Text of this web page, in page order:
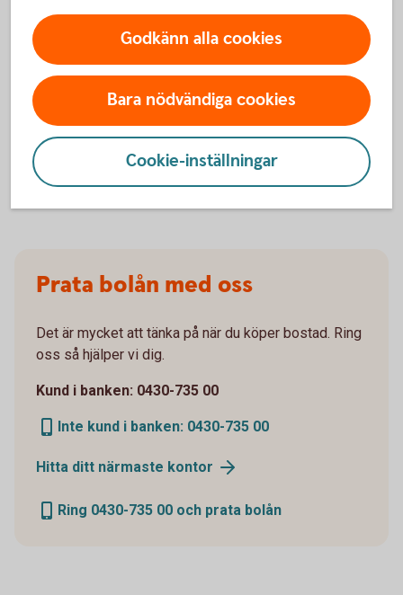
godkänna cookies för Funktioner, prestanda
och statistik.
Inställningar för cookies
Prata bolån med oss
Det är mycket att tänka på när du köper bostad. Ring
oss så hjälper vi dig.
Kund i banken: 0430-735 00
Inte kund i banken: 0430-735 00
Hitta ditt närmaste kontor
Ring 0430-735 00 och prata bolån
Godkänn alla cookies
Bara nödvändiga cookies
Cookie-inställningar